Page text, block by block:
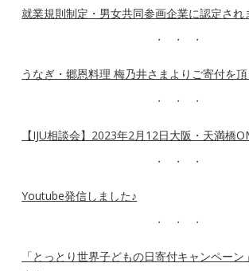
就業規則制定・男女共同参画企業に認定され
うなぎ・郷恩料理 梅乃井さまよりご寄付を頂
【IJU相談会】2023年2月12日大阪・天満橋
Youtube発信しました♪
「とっとり世界子どもの日寄付キャンペーン